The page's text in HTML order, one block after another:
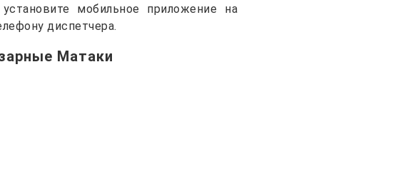
мобильное приложение на
диспетчера.
Матаки